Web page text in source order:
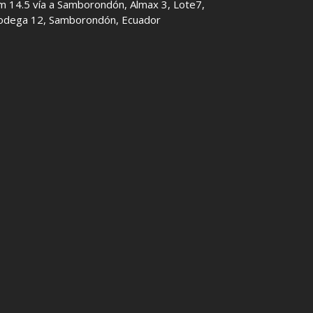
14.5 vía a Samborondón, Almax 3, Lote7,
12, Samborondón, Ecuador